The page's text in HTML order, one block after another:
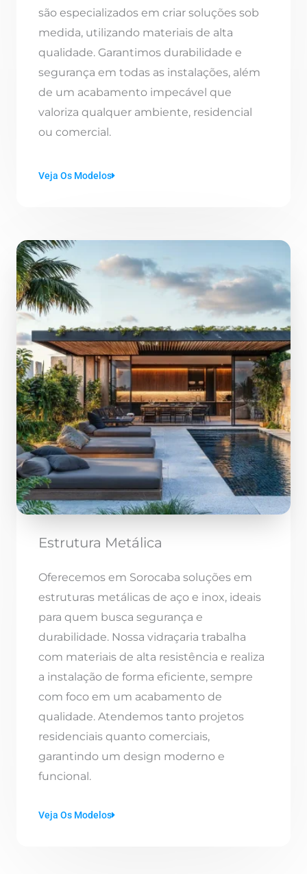
são especializados em criar soluções sob
medida, utilizando materiais de alta
qualidade. Garantimos durabilidade e
segurança em todas as instalações, além
de um acabamento impecável que
valoriza qualquer ambiente, residencial
ou comercial.
Veja Os Modelos
Estrutura Metálica
Oferecemos em Sorocaba soluções em
estruturas metálicas de aço e inox, ideais
para quem busca segurança e
durabilidade. Nossa vidraçaria trabalha
com materiais de alta resistência e realiza
a instalação de forma eficiente, sempre
com foco em um acabamento de
qualidade. Atendemos tanto projetos
residenciais quanto comerciais,
garantindo um design moderno e
funcional.
Veja Os Modelos